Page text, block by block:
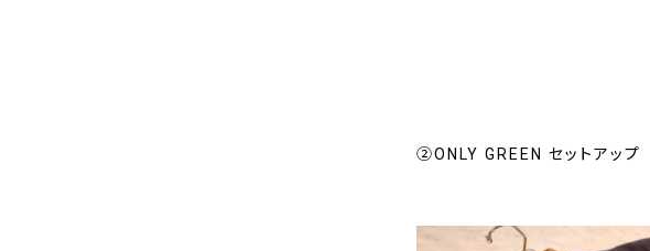
②ONLY GREEN セットアップ